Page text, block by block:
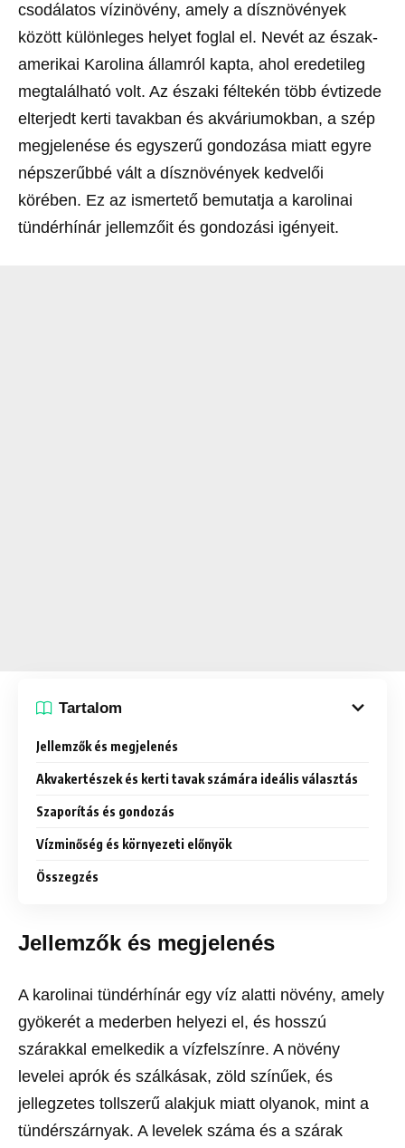
csodálatos vízinövény, amely a dísznövények
között különleges helyet foglal el. Nevét az észak-
amerikai Karolina államról kapta, ahol eredetileg
megtalálható volt. Az északi féltekén több évtizede
elterjedt kerti tavakban és akváriumokban, a szép
megjelenése és egyszerű gondozása miatt egyre
népszerűbbé vált a dísznövények kedvelői
körében. Ez az ismertető bemutatja a karolinai
tündérhínár jellemzőit és gondozási igényeit.
Tartalom
Jellemzők és megjelenés
Akvakertészek és kerti tavak számára ideális választás
Szaporítás és gondozás
Vízminőség és környezeti előnyök
Összegzés
Jellemzők és megjelenés
A karolinai tündérhínár egy víz alatti növény, amely
gyökerét a mederben helyezi el, és hosszú
szárakkal emelkedik a vízfelszínre. A növény
levelei aprók és szálkásak, zöld színűek, és
jellegzetes tollszerű alakjuk miatt olyanok, mint a
tündérszárnyak. A levelek száma és a szárak